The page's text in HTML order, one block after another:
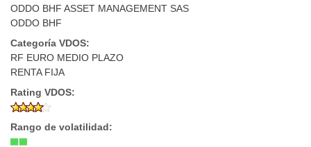
ODDO BHF ASSET MANAGEMENT SAS
ODDO BHF
Categoría VDOS:
RF EURO MEDIO PLAZO
RENTA FIJA
Rating VDOS:
Rango de volatilidad: